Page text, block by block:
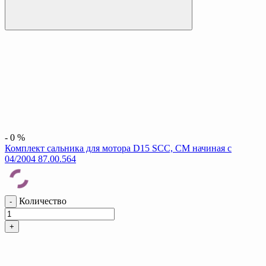
- 0 %
Комплект сальника для мотора D15 SCC, CM начиная с
04/2004 87.00.564
- Количество
+